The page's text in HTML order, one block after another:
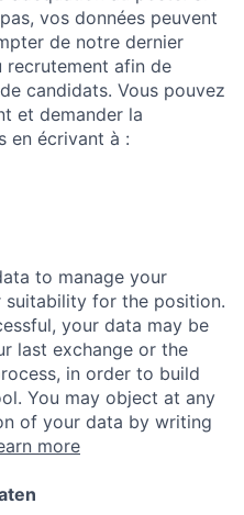
vos données peuvent
de notre dernier
recrutement afin de
candidats. Vous pouvez
et demander la
en écrivant à :
to manage your
suitability for the position.
your data may be
last exchange or the
in order to build
You may object at any
of your data by writing
more